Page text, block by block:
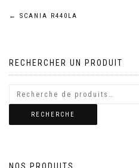
Navigation
l’article
← SCANIA R440LA
RECHERCHER UN PRODUIT
RECHERCHE